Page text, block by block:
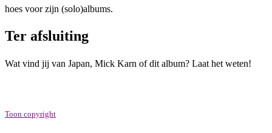
hoes voor zijn (solo)albums.
Ter afsluiting
Wat vind jij van Japan, Mick Karn of dit album? Laat het weten!
Toon copyright